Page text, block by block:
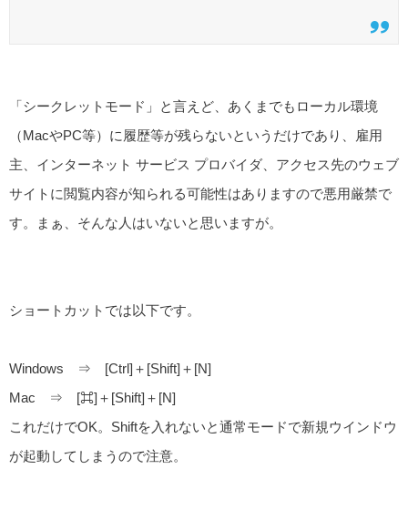
「シークレットモード」と言えど、あくまでもローカル環境
（MacやPC等）に履歴等が残らないというだけであり、雇用
主、インターネット サービス プロバイダ、アクセス先のウェブ
サイトに閲覧内容が知られる可能性はありますので悪用厳禁で
す。まぁ、そんな人はいないと思いますが。
ショートカットでは以下です。
Windows ⇒ [Ctrl]＋[Shift]＋[N]
Mac ⇒ [⌘]＋[Shift]＋[N]
これだけでOK。Shiftを入れないと通常モードで新規ウインドウ
が起動してしまうので注意。